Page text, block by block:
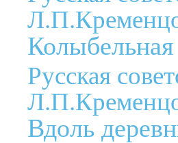
Колыбельная
Русская
Вдоль